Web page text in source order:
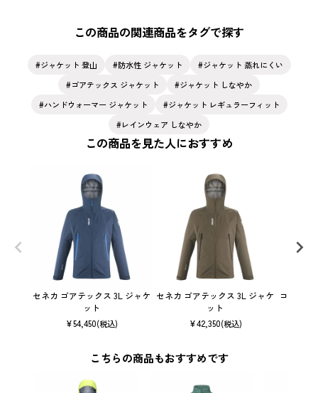
この商品の関連商品をタグで探す
ジャケット 登山 防水性 ジャケット
ジャケット 蒸れにくい
ゴアテックス ジャケット
ジャケット しなやか
ハンドウォーマー ジャケット
ジャケット レギュラーフィット
レインウェア しなやか
この商品を見た人におすすめ
セネカ ゴアテックス 3L ジャケ
ット
¥54,450(税込)
セネカ ゴアテックス 3L ジャケ
ット
¥42,350(税込)
コズミッ
こちらの商品もおすすめです